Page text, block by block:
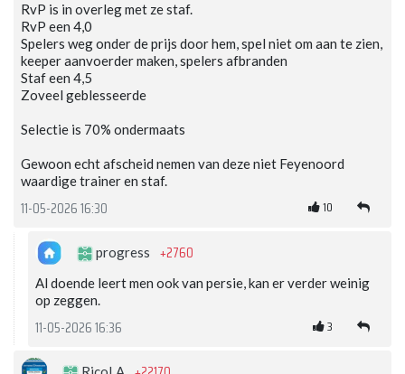
RvP is in overleg met ze staf.
RvP een 4,0
Spelers weg onder de prijs door hem, spel niet om aan te zien,
keeper aanvoerder maken, spelers afbranden
Staf een 4,5
Zoveel geblesseerde
Selectie is 70% ondermaats
Gewoon echt afscheid nemen van deze niet Feyenoord
waardige trainer en staf.
11-05-2026 16:30 10
progress +2760
Al doende leert men ook van persie, kan er verder weinig
op zeggen.
11-05-2026 16:36 3